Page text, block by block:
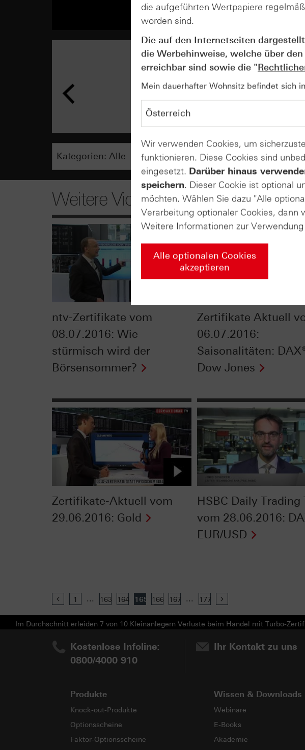
AUGUST
07
Weitere Videos
ntv-Zertifikate vom
08.07.2016: Wie
stürmisch wird der
Börsensommer?
Zertifikate Aktuell
06.07.2016:
Saisonalitäten:
Dow Jones
Zertifikate-Aktuell vom
29.06.2016: Gold
HSBC Daily Trading
vom 28.06.2016:
EUR/USD
Previous
1 ... 163 164 165 166 167 ... 177
Im Durchschnitt erleiden 7 von 10 Kleinanlegern Verluste beim Handel mit Turbo-
Kostenlose Infoline:
0800/4000 910
Ihr Kontakt zu uns
Produkte
Knock-out-Produkte
Optionsscheine
Faktor-Optionsscheine
Wissen & Downloads
Webinare
E-Books
Akademie
die aufgeführten Wertpapiere
worden sind.
Die auf den Internetseiten
die Werbehinweise, welche über
erreichbar sind sowie die "
Mein dauerhafter Wohnsitz befindet sich
Wir verwenden Cookies, um
funktionieren. Diese Cookies sind
eingesetzt. Darüber hinaus
speichern. Dieser Cookie ist optional
möchten. Wählen Sie dazu "Alle
Verarbeitung optionaler Cookies, dann
Weitere Informationen zur
Alle optionalen Cookies
akzeptieren